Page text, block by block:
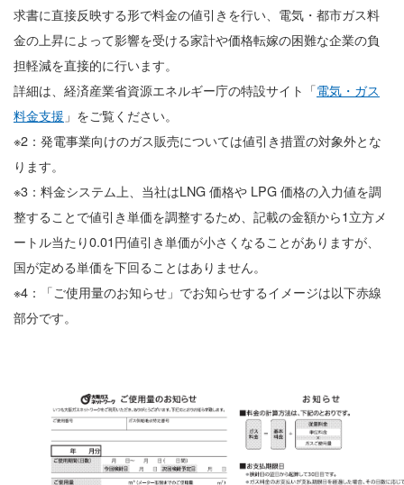
求書に直接反映する形で料金の値引きを行い、電気・都市ガス料
金の上昇によって影響を受ける家計や価格転嫁の困難な企業の負
担軽減を直接的に行います。
詳細は、経済産業省資源エネルギー庁の特設サイト「電気・ガス
料金支援 」をご覧ください。
※2：発電事業向けのガス販売については値引き措置の対象外とな
ります。
※3：料金システム上、当社はLNG 価格や LPG 価格の入力値を調
整することで値引き単価を調整するため、記載の金額から1立方メ
ートル当たり0.01円値引き単価が小さくなることがありますが、
国が定める単価を下回ることはありません。
※4：「ご使用量のお知らせ」でお知らせするイメージは以下赤線
部分です。